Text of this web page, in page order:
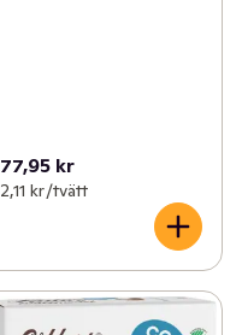
77,95 kr
2,11 kr /tvätt